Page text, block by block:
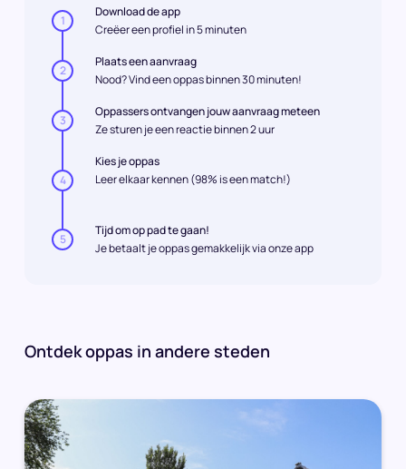
1
Download de app
Creëer een profiel in 5 minuten
2
Plaats een aanvraag
Nood? Vind een oppas binnen 30 minuten!
3
Oppassers ontvangen jouw aanvraag meteen
Ze sturen je een reactie binnen 2 uur
4
Kies je oppas
Leer elkaar kennen (98% is een match!)
5
Tijd om op pad te gaan!
Je betaalt je oppas gemakkelijk via onze app
Ontdek oppas in andere steden